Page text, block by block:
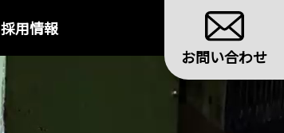
採用情報
お問い合わせ